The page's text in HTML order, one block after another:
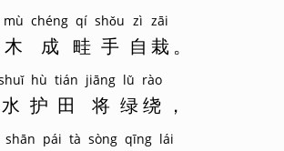
mù
木
chéng
成
qí
畦
shǒu
手
zì
自
zāi
栽 。
水
hù
护
tián
田
jiāng
将
lǜ
绿
rào
绕 ，
shān pái tà sòng qīng lái